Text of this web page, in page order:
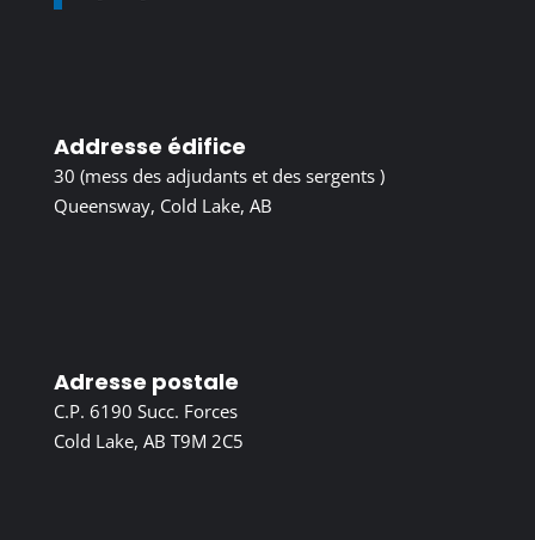
Addresse édifice
30 (mess des adjudants et des sergents )
Queensway, Cold Lake, AB
Adresse postale
C.P. 6190 Succ. Forces
Cold Lake, AB T9M 2C5